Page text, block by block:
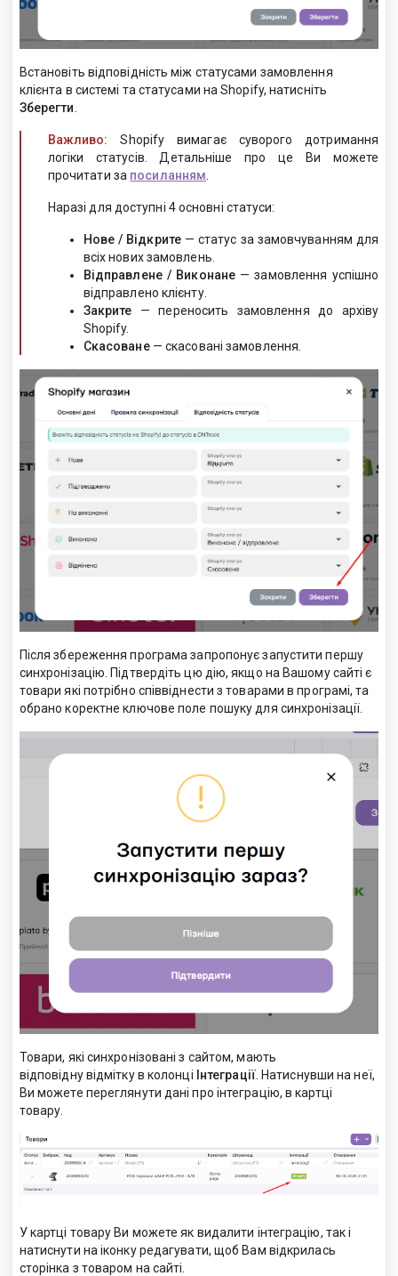
Встановіть відповідність між статусами замовлення
клієнта в системі та статусами на Shopify, натисніть
Зберегти
Важливо:
Shopify вимагає суворого дотримання
логіки статусів. Детальніше про це Ви можете
прочитати за посиланням
Наразі для доступні 4 основні статуси:
Нове / Відкрите— статус за замовчуванням для
всіх нових замовлень.
Відправлене / Виконане — замовлення успішно
відправлено клієнту.
Закрите — переносить замовлення до архіву
Shopify.
Скасоване— скасовані замовлення.
Після збереження програма запропонує запустити першу
синхронізацію. Підтвердіть цю дію, якщо на Вашому сайті є
товари які потрібно співвіднести з товарами в програмі, та
обрано коректне ключове поле пошуку для синхронізації.
Товари, які синхронізовані з сайтом, мають
відповідну відмітку в колонці Інтеграції. Натиснувши на неї,
Ви можете переглянути дані про інтеграцію, в картці
товару.
У картці товару Ви можете як видалити інтеграцію, так і
натиснути на іконку редагувати, щоб Вам відкрилась
сторінка з товаром на сайті.